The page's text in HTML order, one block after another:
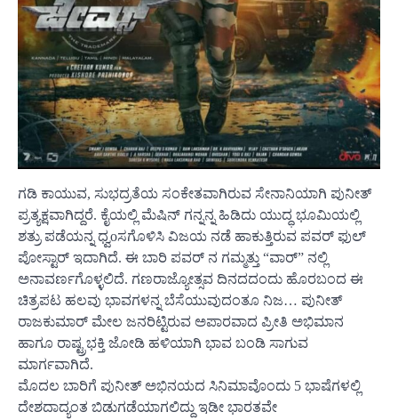
ಗಡಿ ಕಾಯುವ, ಸುಭದ್ರತೆಯ ಸಂಕೇತವಾಗಿರುವ ಸೇನಾನಿಯಾಗಿ ಪುನೀತ್
ಪ್ರತ್ಯಕ್ಷವಾಗಿದ್ದರೆ. ಕೈಯಲ್ಲಿ ಮೆಷಿನ್ ಗನ್ನನ್ನ ಹಿಡಿದು ಯುದ್ಧ ಭೂಮಿಯಲ್ಲಿ
ಶತ್ರು ಪಡೆಯನ್ನ ಧ್ವoಸಗೊಳಿಸಿ ವಿಜಯ ನಡೆ ಹಾಕುತ್ತಿರುವ ಪವರ್ ಫುಲ್
ಪೋಸ್ಟಾರ್ ಇದಾಗಿದೆ. ಈ ಬಾರಿ ಪವರ್ ನ ಗಮ್ಮತ್ತು “ವಾರ್” ನಲ್ಲಿ
ಅನಾವರ್ಣಗೊಳ್ಳಲಿದೆ. ಗಣರಾಜ್ಯೋತ್ಸವ ದಿನದದಂದು ಹೊರಬಂದ ಈ
ಚಿತ್ರಪಟ ಹಲವು ಭಾವಗಳನ್ನ ಬೆಸೆಯುವುದಂತೂ ನಿಜ… ಪುನೀತ್
ರಾಜಕುಮಾರ್ ಮೇಲ ಜನರಿಟ್ಟಿರುವ ಅಪಾರವಾದ ಪ್ರೀತಿ ಅಭಿಮಾನ
ಹಾಗೂ ರಾಷ್ಟ್ರಭಕ್ತಿ ಜೋಡಿ ಹಳಿಯಾಗಿ ಭಾವ ಬಂಡಿ ಸಾಗುವ
ಮಾರ್ಗವಾಗಿದೆ.
ಮೊದಲ ಬಾರಿಗೆ ಪುನೀತ್ ಅಭಿನಯದ ಸಿನಿಮಾವೊಂದು 5 ಭಾಷೆಗಳಲ್ಲಿ
ದೇಶದಾದ್ಯಂತ ಬಿಡುಗಡೆಯಾಗಲಿದ್ದು ಇಡೀ ಭಾರತವೇ